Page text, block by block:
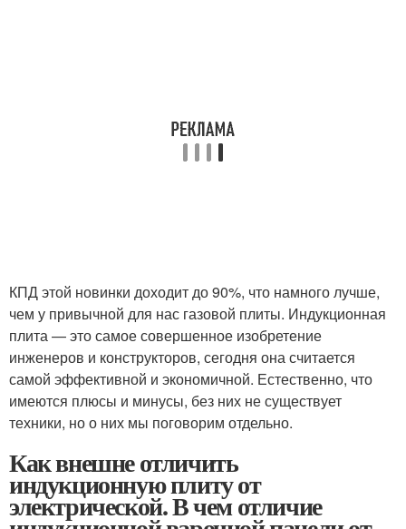
КПД этой новинки доходит до 90%, что намного лучше,
чем у привычной для нас газовой плиты. Индукционная
плита — это самое совершенное изобретение
инженеров и конструкторов, сегодня она считается
самой эффективной и экономичной. Естественно, что
имеются плюсы и минусы, без них не существует
техники, но о них мы поговорим отдельно.
Как внешне отличить
индукционную плиту от
электрической. В чем отличие